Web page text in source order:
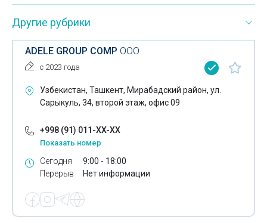
Бюро переводов
Вата- переработка
Вертолетные услуги
Видеосъёмка
Виньетки
Водоподготовка
Водоснабжение
Установка замков
Другие рубрики
ADELE GROUP COMP ООО
с 2023 года
Узбекистан, Ташкент, Мирабадский район, ул.
Сарыкуль, 34, второй этаж, офис 09
+998 (91) 011-XX-XX
Показать номер
Сегодня
Перерыв
9:00 - 18:00
Нет информации